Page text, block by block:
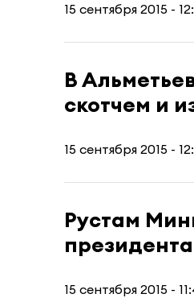
15 сентября 2015 -
В
скотчем и
15 сентября 2015 -
Рустам
15 сентября 2015 -